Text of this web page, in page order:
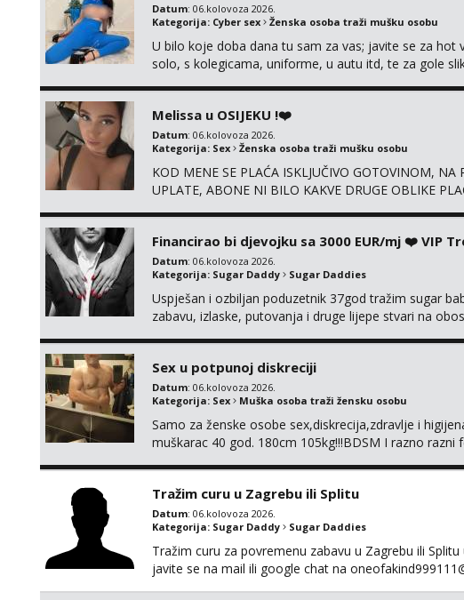
Datum: 06.kolovoza 2026.
Kategorija: Cyber sex Ženska osoba traži mušku osobu
U bilo koje doba dana tu sam za vas; javite se za hot
solo, s kolegicama, uniforme, u autu itd, te za gole
Melissa u OSIJEKU !❤️
Datum: 06.kolovoza 2026.
Kategorija: Sex Ženska osoba traži mušku osobu
KOD MENE SE PLAĆA ISKLJUČIVO GOTOVINOM, NA
UPLATE, ABONE NI BILO KAKVE DRUGE OBLIKE
Financirao bi djevojku sa 3000 EUR/mj ❤️ VIP
Datum: 06.kolovoza 2026.
Kategorija: Sugar Daddy Sugar Daddies
Uspješan i ozbiljan poduzetnik 37god tražim sugar
zabavu, izlaske, putovanja i druge lijepe stvari na
Sex u potpunoj diskreciji
Datum: 06.kolovoza 2026.
Kategorija: Sex Muška osoba traži žensku osobu
Samo za ženske osobe sex,diskrecija,zdravlje i
muškarac 40 god. 180cm 105kg!!!BDSM I razno
Tražim curu u Zagrebu ili Splitu
Datum: 06.kolovoza 2026.
Kategorija: Sugar Daddy Sugar Daddies
Tražim curu za povremenu zabavu u Zagrebu ili
javite se na mail ili google chat na